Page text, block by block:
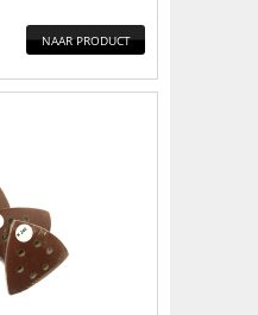
NAAR PRODUCT